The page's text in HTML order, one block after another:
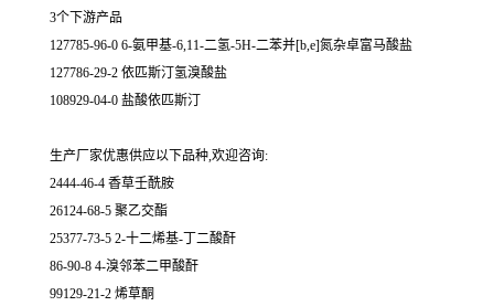
3个下游产品
127785-96-0 6-氨甲基-6,11-二氢-5H-二苯并[b,e]氮杂卓富马酸盐
127786-29-2 依匹斯汀氢溴酸盐
108929-04-0 盐酸依匹斯汀
生产厂家优惠供应以下品种,欢迎咨询:
2444-46-4 香草壬酰胺
26124-68-5 聚乙交酯
25377-73-5 2-十二烯基-丁二酸酐
86-90-8 4-溴邻苯二甲酸酐
99129-21-2 烯草酮